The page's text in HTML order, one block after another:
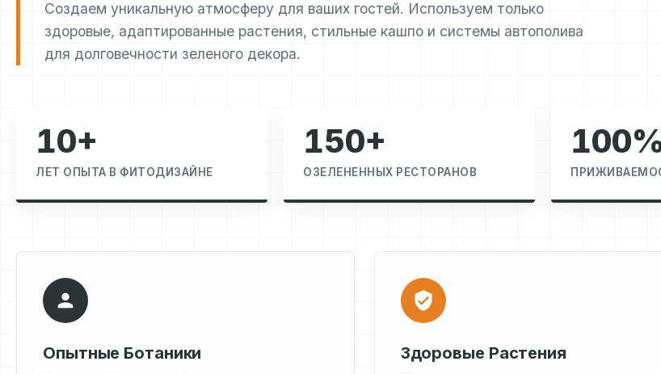
Создаем уникальную атмосферу для ваших гостей. Используем только
здоровые, адаптированные растения, стильные кашпо и системы автополива
для долговечности зеленого декора.
10+
ЛЕТ ОПЫТА В ФИТОДИЗАЙНЕ
150+
ОЗЕЛЕНЕННЫХ РЕСТОРАНОВ
Опытные Ботаники Здоровые Растения